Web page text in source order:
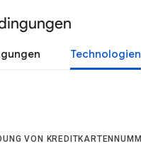
Technologien
VON